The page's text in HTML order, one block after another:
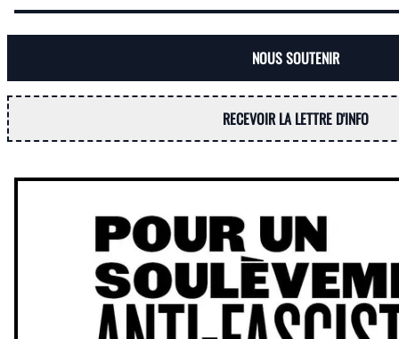
NOUS SOUTENIR
RECEVOIR LA LETTRE D'INFO